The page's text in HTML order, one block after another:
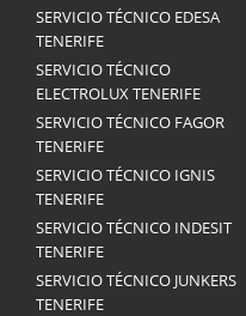
SERVICIO TÉCNICO EDESA
TENERIFE
SERVICIO TÉCNICO
ELECTROLUX TENERIFE
SERVICIO TÉCNICO FAGOR
TENERIFE
SERVICIO TÉCNICO IGNIS
TENERIFE
SERVICIO TÉCNICO INDESIT
TENERIFE
SERVICIO TÉCNICO JUNKERS
TENERIFE